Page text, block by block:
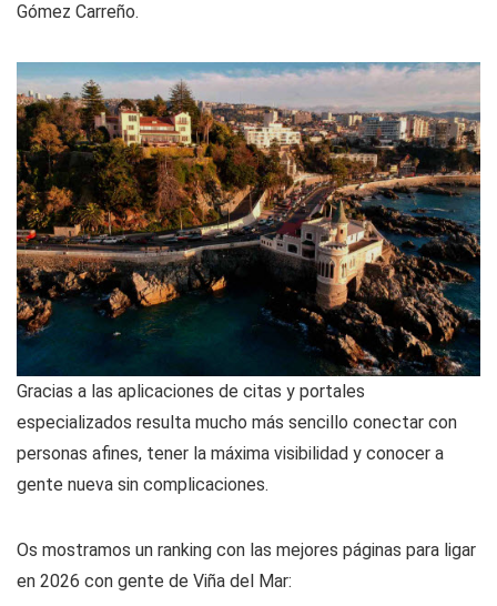
Gómez Carreño.
Gracias a las aplicaciones de citas y portales
especializados resulta mucho más sencillo conectar con
personas afines, tener la máxima visibilidad y conocer a
gente nueva sin complicaciones.
Os mostramos un ranking con las mejores páginas para ligar
en 2026 con gente de Viña del Mar: